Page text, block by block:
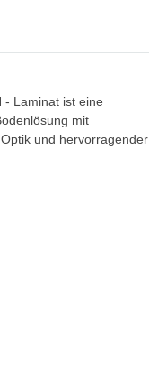
- Laminat ist eine
mit
und hervorragender